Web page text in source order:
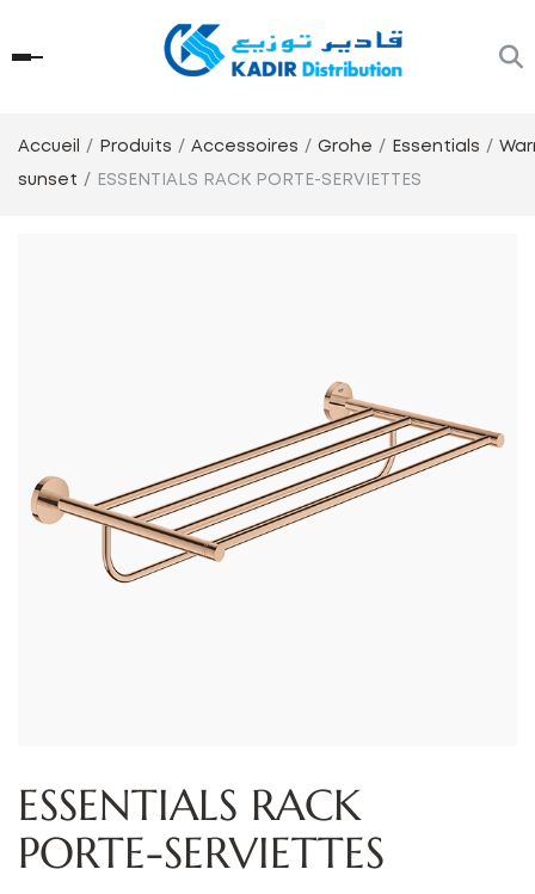
Accueil Produits Accessoires Grohe Essentials
sunset ESSENTIALS RACK PORTE-SERVIETTES
ESSENTIALS RACK
PORTE-SERVIETTES